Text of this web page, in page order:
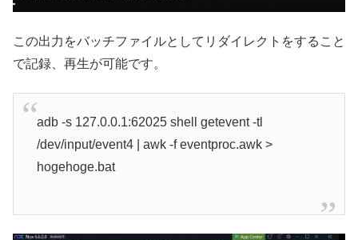
この出力をバッチファイルとしてリダイレクトをすること
で記録、再生が可能です。
adb -s 127.0.0.1:62025 shell getevent -tl
/dev/input/event4 | awk -f eventproc.awk >
hogehoge.bat